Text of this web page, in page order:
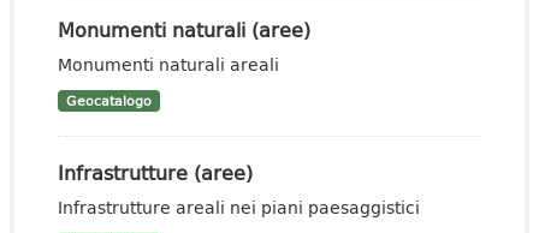
Monumenti naturali (aree)
Monumenti naturali areali
Geocatalogo
Infrastrutture (aree)
Infrastrutture areali nei piani paesaggistici